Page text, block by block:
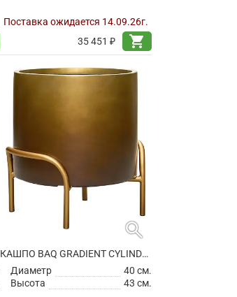
Поставка ожидается 14.09.26г.
35 451 ₽
shopping_cart
search
КАШПО BAQ GRADIENT CYLINDER ELEVATED LOW MATT HONEY
Диаметр
40 см.
Высота
43 см.